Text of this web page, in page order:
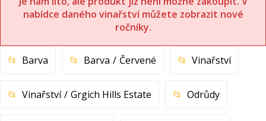
nabídce daného vinařství můžete zobrazit nové
ročníky.
Barva Barva Červené Vinařství
Vinařství Grgich Hills Estate Odrůdy